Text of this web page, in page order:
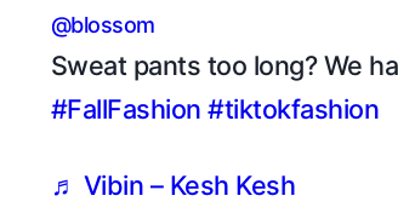
@blossom
Sweat pants too long? We
#FallFashion #tiktokfashion
♬ Vibin – Kesh Kesh